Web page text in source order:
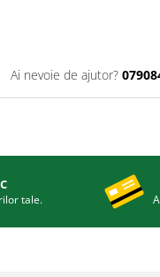
Ai nevoie de ajutor?
tale.